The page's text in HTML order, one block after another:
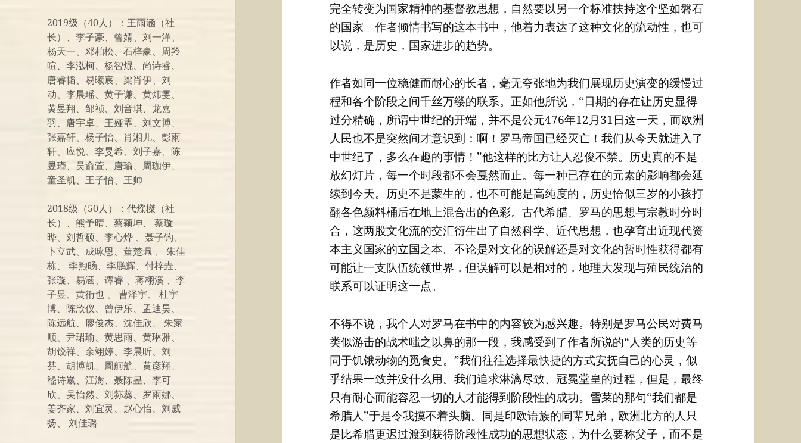
2019级（40人）：王雨涵（社
长）、李子豪、曾婧、刘一洋、
杨天一、邓柏松、石梓豪、周羚
暄、李泓柯、杨智焜、尚诗睿、
唐睿韬、易曦宸、梁肖伊、刘
动、李晨瑶、黄子谦、黄炜雯、
黄昱翔、邹祯、刘音琪、龙嘉
羽、唐宇卓、王娅霏、刘文博、
张嘉轩、杨子怡、肖湘儿、彭雨
轩、应悦、李旻希、刘子嘉、陈
昱瑾、吴俞萱、唐瑜、周珈伊、
童圣凯、王子怡、王帅
2018级（50人）：代爃榤（社
长）、熊予晴、蔡颖坤、 蔡璇
晔、刘哲硕、李心烨 、聂子钧、
卜立武、成咏恩、董楚珮 、 朱佳
栋、 李煦旸、李鹏辉、付梓垚、
张璇、易涵、谭睿 、蒋栩溪 、李
子昱、黄衎也 、 曹泽宇、 杜宇
博、陈欣仪、曾伊乐、孟迪昊、
陈远航、廖俊杰、沈佳欣、 朱家
顺、尹珺瑜、黄思雨、黄琳雅、
胡锐祥、余翊婷、李晨昕、刘
芬、胡博凯、周舸航、黄彦翔、
嵇诗崴、江澍、聂陈昱、李可
欣、吴怡然、刘荪蕊、罗雨娜、
姜齐家、刘宜灵、赵心怡、刘威
扬、 刘佳璐
完全转变为国家精神的基督教思想，自然要以另一个标准扶持这个坚如磐石
的国家。作者倾情书写的这本书中，他着力表达了这种文化的流动性，也可
以说，是历史，国家进步的趋势。
作者如同一位稳健而耐心的长者，毫无夸张地为我们展现历史演变的缓慢过
程和各个阶段之间千丝万缕的联系。正如他所说，“日期的存在让历史显得
过分精确，所谓中世纪的开端，并不是公元476年12月31日这一天，而欧洲
人民也不是突然间才意识到：啊！罗马帝国已经灭亡！我们从今天就进入了
中世纪了，多么在趣的事情！”他这样的比方让人忍俊不禁。历史真的不是
放幻灯片，每一个时段都不会戛然而止。每一种已存在的元素的影响都会延
续到今天。历史不是蒙生的，也不可能是高纯度的，历史恰似三岁的小孩打
翻各色颜料桶后在地上混合出的色彩。古代希腊、罗马的思想与宗教时分时
合，这两股文化流的交汇衍生出了自然科学、近代思想，也孕育出近现代资
本主义国家的立国之本。不论是对文化的误解还是对文化的暂时性获得都有
可能让一支队伍统领世界，但误解可以是相对的，地理大发现与殖民统治的
联系可以证明这一点。
不得不说，我个人对罗马在书中的内容较为感兴趣。特别是罗马公民对费马
类似游击的战术嗤之以鼻的那一段，我感受到了作者所说的“人类的历史等
同于饥饿动物的觅食史。”我们往往选择最快捷的方式安抚自己的心灵，似
乎结果一致并没什么用。我们追求淋漓尽致、冠冕堂皇的过程，但是，最终
只有耐心而能容忍一切的人才能得到阶段性的成功。雪莱的那句“我们都是
希腊人”于是令我摸不着头脑。同是印欧语族的同辈兄弟，欧洲北方的人只
是比希腊更迟过渡到获得阶段性成功的思想状态，为什么要称父子，而不是